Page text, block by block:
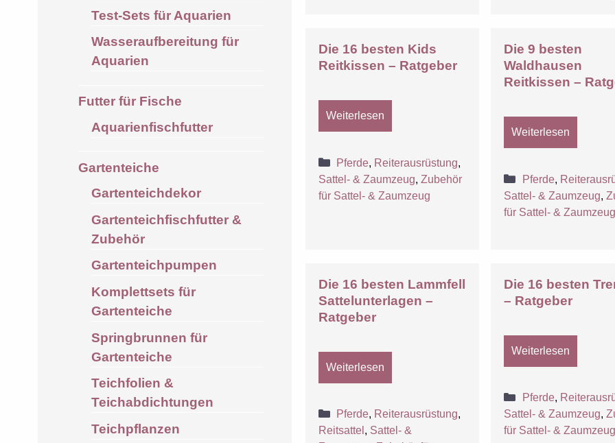
Die 16 besten Kids
Reitkissen – Ratgeber
Weiterlesen
Kategorien
Pferde Reiterausrüstung
Sattel- & Zaumzeug Zubehör
für Sattel- & Zaumzeug
Die 9 besten
Waldhausen
Reitkissen –
Weiterlesen
Kategorien
Pferde,
Sattel- & Zaumzeug
für Sattel- & Zaumzeug
Die 16 besten Lammfell
Sattelunterlagen –
Ratgeber
Weiterlesen
Kategorien
Pferde, Reiterausrüstung,
Reitsattel , Sattel- &
Die 16 besten
– Ratgeber
Weiterlesen
Kategorien
Pferde,
Sattel- & Zaumzeug,
für Sattel- & Zaumzeug
Test-Sets für Aquarien
Wasseraufbereitung für
Aquarien
Futter für Fische
Aquarienfischfutter
Gartenteiche
Gartenteichdekor
Gartenteichfischfutter &
Zubehör
Gartenteichpumpen
Komplettsets für
Gartenteiche
Springbrunnen für
Gartenteiche
Teichfolien &
Teichabdichtungen
Teichpflanzen